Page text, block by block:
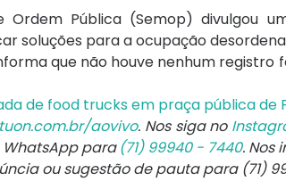
Pública (Semop) divulgou
soluções para a ocupação
que não houve nenhum registro
de food trucks em praça pública de
aovivo. Nos siga no
para (71) 99940 - 7440. Nos
ou sugestão de pauta para (71)